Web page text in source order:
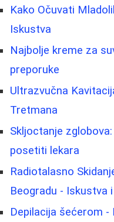
Kako Očuvati
Iskustva
Najbolje kreme za
preporuke
Ultrazvučna
Tretmana
Skljoctanje
posetiti lekara
Radiotalasno
Beogradu - Iskustva
Depilacija šećerom